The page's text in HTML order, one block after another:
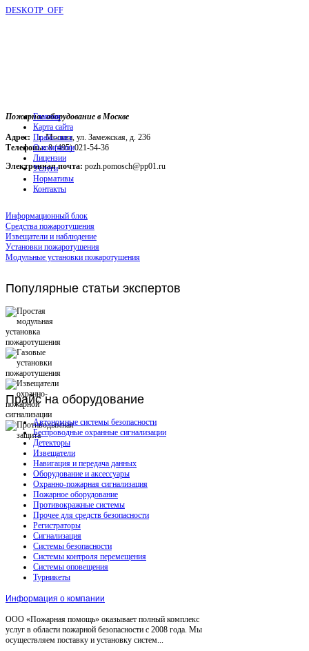
DESKOTP_OFF
Пожарное оборудование в Москве
Адрес: г. Москва, ул. Замежская, д. 236
Телефоны:8 (495) 021-54-36
Электронная почта: pozh.pomosch@pp01.ru
Главная
Карта сайта
Прайс-лист
О компании
Лицензии
Услуги
Нормативы
Контакты
Информационный блок
Средства пожаротушения
Извещатели и наблюдение
Установки пожаротушения
Модульные установки пожаротушения
Популярные статьи экспертов
Прайсна оборудование
Автономные системы безопасности
Беспроводные охранные сигнализации
Детекторы
Извещатели
Навигация и передача данных
Оборудование и аксессуары
Охранно-пожарная сигнализация
Пожарное оборудование
Противокражные системы
Прочее для средств безопасности
Регистраторы
Сигнализация
Системы безопасности
Системы контроля перемещения
Системы оповещения
Турникеты
Информация о компании
ООО «Пожарная помощь» оказывает полный комплекс
услуг в области пожарной безопасности с 2008 года. Мы
осуществляем поставку и установку систем...